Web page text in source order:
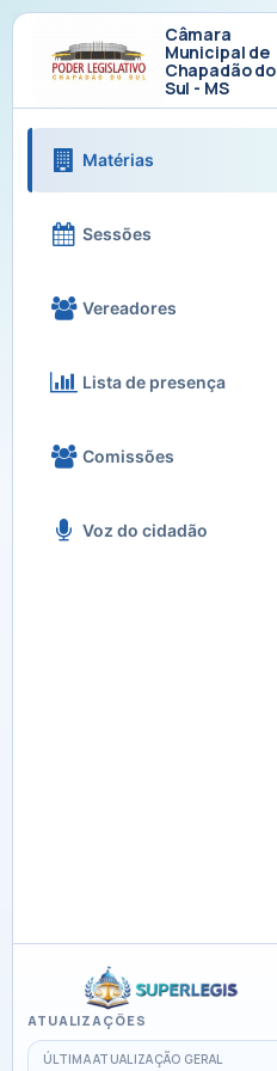
Câmara
Municipal de
Chapadão do
Sul - MS
Matérias
Sessões
Vereadores
Lista de presença
Comissões
Voz do cidadão
ATUALIZAÇÕES
ÚLTIMA ATUALIZAÇÃO GERAL